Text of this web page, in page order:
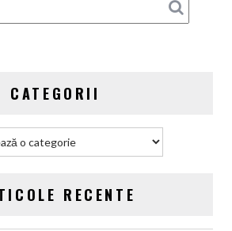
din
Germania
CATEGORII
RECENTE